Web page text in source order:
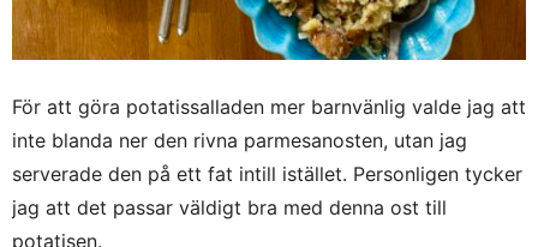
För att göra potatissalladen mer barnvänlig valde jag att
inte blanda ner den rivna parmesanosten, utan jag
serverade den på ett fat intill istället. Personligen tycker
jag att det passar väldigt bra med denna ost till
potatisen.